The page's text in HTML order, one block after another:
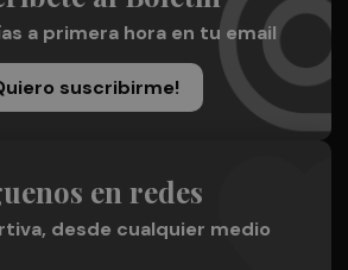
a primera hora en tu email
suscribirme!
en redes
desde cualquier medio